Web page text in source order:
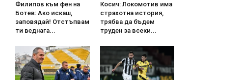
Филипов към фен на
Ботев: Ако искаш,
заповядай! Отстъпвам
ти веднага...
Косич: Локомотив има
страхотна история,
трябва да бъдем
труден за всеки...